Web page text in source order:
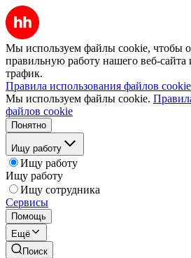
Мы используем файлы cookie, чтобы
правильную работу нашего веб-сайта
трафик.
Правила использования файлов cookie
Мы используем файлы cookie.
файлов cookie
Понятно
Ищу работу
Ищу работу
Ищу работу
Ищу сотрудника
Сервисы
Помощь
Ещё
Поиск